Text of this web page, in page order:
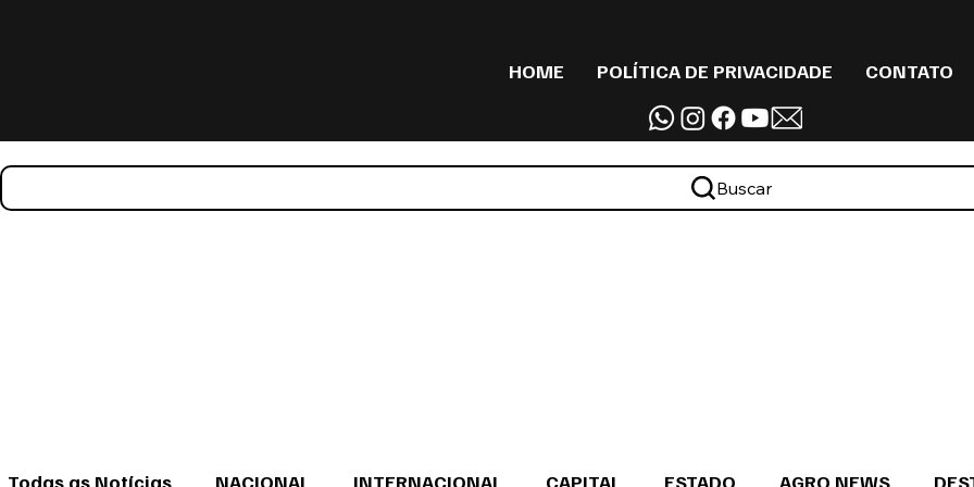
HOME POLÍTICA DE PRIVACIDADE CONTATO
Buscar
Todas as Notícias NACIONAL INTERNACIONAL CAPITAL ESTADO AGRO NEWS